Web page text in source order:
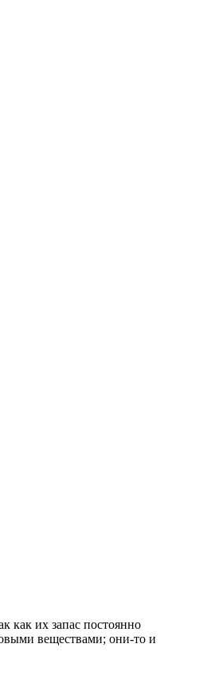
как их запас постоянно
веществами; они-то и